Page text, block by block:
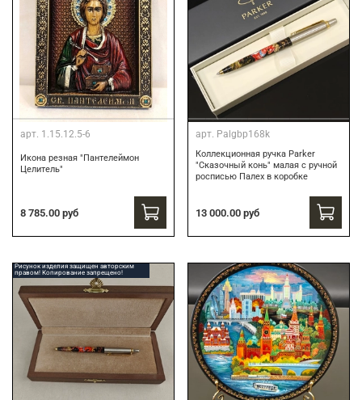
арт. 1.15.12.5-6
Икона резная "Пантелеймон
Целитель"
8 785.00 руб
арт. Palgbp168k
Коллекционная ручка Parker
"Сказочный конь" малая с ручной
росписью Палех в коробке
13 000.00 руб
Рисунок изделия защищен авторским
правом! Копирование запрещено!